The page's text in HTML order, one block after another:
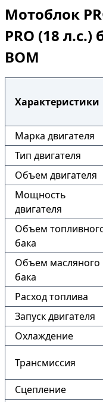
Мотоблок
PRO (18
ВОМ
Характеристики
Марка двигателя
Тип двигателя
Объем двигателя
Мощность
двигателя
Объем
бака
Объем масляного
бака
Расход топлива
Запуск двигателя
Охлаждение
Трансмиссия
Сцепление